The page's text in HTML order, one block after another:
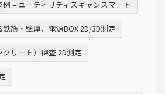
– ユーティリティスキャンスマート
筋・壁厚、電源BOX 2D/3D測定
リート）探査 2D測定